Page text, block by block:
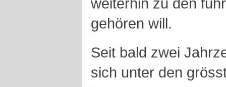
gehören will.
Seit bald zwei
sich unter den